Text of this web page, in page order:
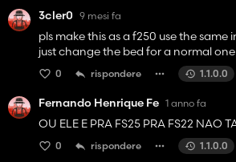
3cler0 9 mesi fa
pls make this as a f250 use the
just change the bed for a normal one
0 rispondere 1.1.0.0
Fernando Henrique Fe 1 anno fa
OU ELE E PRA FS25 PRA FS22 NAO
0 rispondere 1.1.0.0